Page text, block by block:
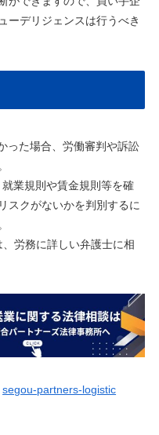
ーデリジェンスは行うべき
った場合、労働審判や訴訟
業規則や賃金規則等を確
スクがないかを判別するに
労務に詳しい弁護士に相
segou-partners-logistic